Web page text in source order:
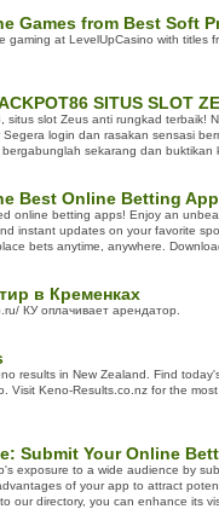
Games from Best Soft
gaming at LevelUpCasino with titles
SITUS SLOT
situs slot Zeus anti rungkad terbaik!
login dan rasakan sensasi
sekarang dan buktikan
Best Online Betting
online betting apps! Enjoy an
instant updates on your favorite
bets anytime, anywhere.
в Кременках
КУ оплачивает арендатор.
results in New Zealand. Find
Visit Keno-Results.co.nz for the
Submit Your Online
exposure to a wide audience by
of your app to attract
our directory, you can enhance its